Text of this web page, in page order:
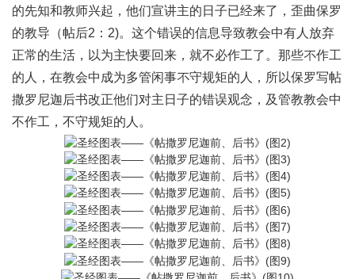
的先知和教师兴起，他们宣讲主的⽇子已经来了，歪曲保罗
的教导（帖后2：2)。这个错误的信息导致教会中有人放弃
正常的生活，以为主快要回来，就不必作工了。那些不作工
的人，在教会中成为多管闲事不守规矩的人，所以保罗写帖
撒罗尼迦后书改正他们对主日子的错误观念，及管教教会中
不作工，不守规矩的人。